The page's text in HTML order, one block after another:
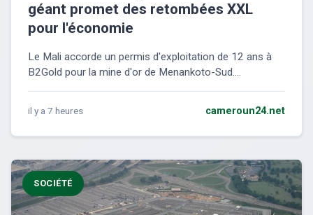
géant promet des retombées XXL
pour l'économie
Le Mali accorde un permis d'exploitation de 12 ans à
B2Gold pour la mine d'or de Menankoto-Sud....
il y a 7 heures cameroun24.net
SOCIÉTÉ